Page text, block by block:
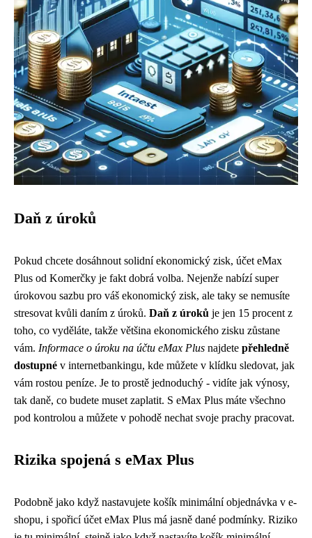
Daň z úroků
Pokud chcete dosáhnout solidníekonomický zisk, účet eMax
Plus od Komerčky je fakt dobrá volba. Nejenže nabízí super
úrokovou sazbu pro váš ekonomický zisk, ale taky se nemusíte
stresovat kvůli daním z úroků. Daň z úroků je jen 15 procent z
toho, co vyděláte, takže většina ekonomického zisku zůstane
vám. Informace o úroku na účtu eMax Plus najdete přehledně
dostupné v internetbankingu, kde můžete v klídku sledovat, jak
vám rostou peníze. Je to prostě jednoduchý - vidíte jak výnosy,
tak daně, co budete muset zaplatit. S eMax Plus máte všechno
pod kontrolou a můžete v pohodě nechat svoje prachy pracovat.
Rizika spojená s eMax Plus
Podobně jako když nastavujete košík minimální objednávka v e-
shopu, i spořicí účet eMax Plus má jasně dané podmínky. Riziko